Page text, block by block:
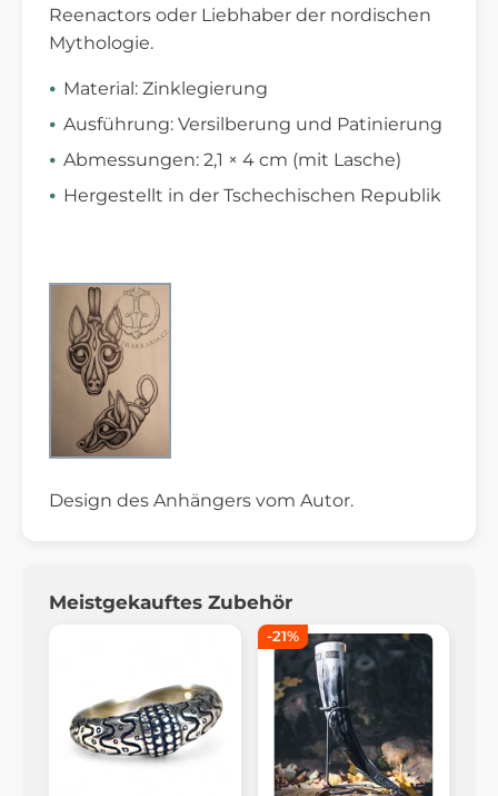
Reenactors oder Liebhaber der nordischen
Mythologie.
Material: Zinklegierung
Ausführung: Versilberung und Patinierung
Abmessungen: 2,1 × 4 cm (mit Lasche)
Hergestellt in der Tschechischen Republik
Design des Anhängers vom Autor.
Meistgekauftes Zubehör
-21%